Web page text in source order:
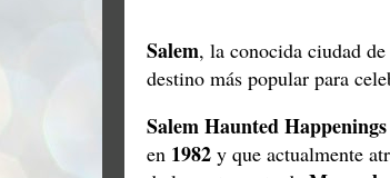
Salem, la conocida ciudad
destino más popular para
Salem Haunted Happenings
en 1982 y que actualmente